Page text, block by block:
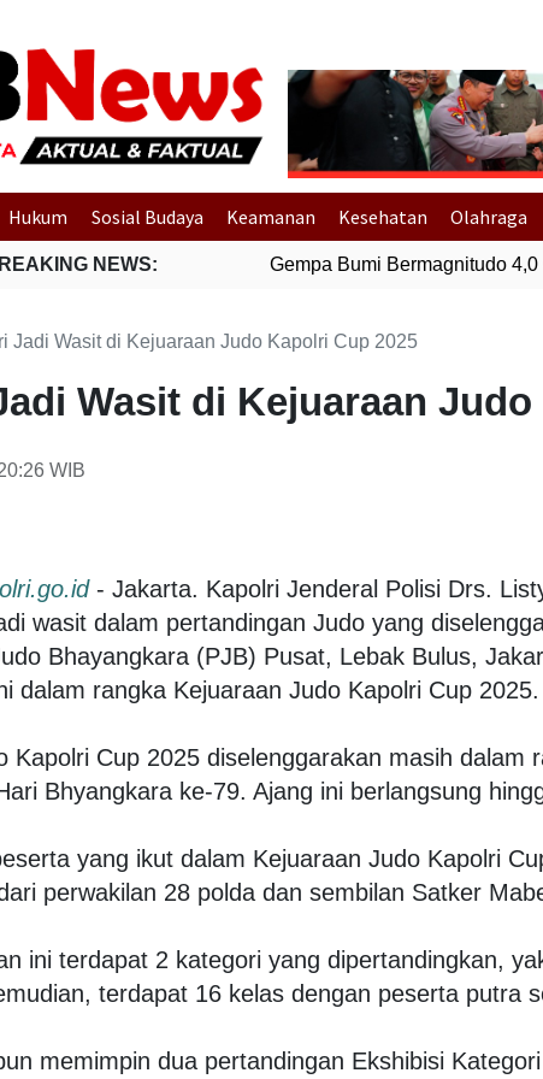
Previous
Hukum Sosial Budaya Keamanan Kesehatan Olahraga
NEWS: Gempa Bumi Bermagnitudo 4,0
Jadi Wasit di Kejuaraan Judo Kapolri Cup 2025
Wasit di Kejuaraan
WIB
- Jakarta. Kapolri Jenderal Polisi Drs.
wasit dalam pertandingan Judo yang
Bhayangkara (PJB) Pusat, Lebak Bulus,
dalam rangka Kejuaraan Judo Kapolri Cup 2025.
Kapolri Cup 2025 diselenggarakan masih dalam
Bhyangkara ke-79. Ajang ini berlangsung
yang ikut dalam Kejuaraan Judo Kapolri
perwakilan 28 polda dan sembilan Satker
ini terdapat 2 kategori yang dipertandingkan,
terdapat 16 kelas dengan peserta putra
memimpin dua pertandingan Ekshibisi